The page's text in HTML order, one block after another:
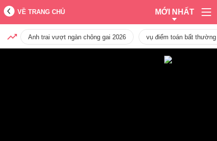
VỀ TRANG CHỦ MỚI NHẤT
Anh trai vượt ngàn chông gai 2026 vụ điểm toán bất